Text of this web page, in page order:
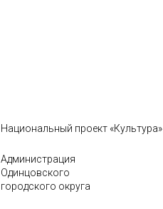
Национальный проект «Культура»
Администрация
Одинцовского
городского округа